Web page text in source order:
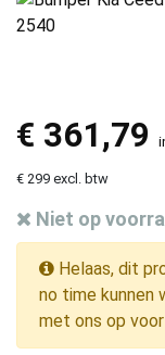
€ 361,79
€ 299 excl. btw
Niet op
Helaas, dit
no time kunnen
met ons op